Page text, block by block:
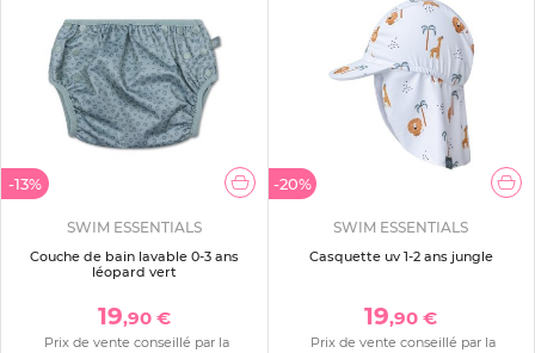
-13%
SWIM ESSENTIALS
Couche de bain lavable 0-3 ans
léopard vert
19,90 €
Prix de vente conseillé par la
-20%
SWIM ESSENTIALS
Casquette uv 1-2 ans jungle
19,90 €
Prix de vente conseillé par la